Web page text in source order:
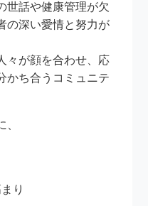
世話や健康管理が欠
の深い愛情と努力が
々が顔を合わせ、応
かち合うコミュニテ
り